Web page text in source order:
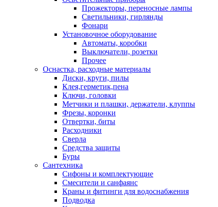
Прожекторы, переносные лампы
Светильники, гирлянды
Фонари
Установочное оборудование
Автоматы, коробки
Выключатели, розетки
Прочее
Оснастка, расходные материалы
Диски, круги, пилы
Клея,герметик,пена
Ключи, головки
Метчики и плашки, держатели, клуппы
Фрезы, коронки
Отвертки, биты
Расходники
Сверла
Средства защиты
Буры
Сантехника
Сифоны и комплектующие
Смесители и санфаянс
Краны и фитинги для водоснабжения
Подводка